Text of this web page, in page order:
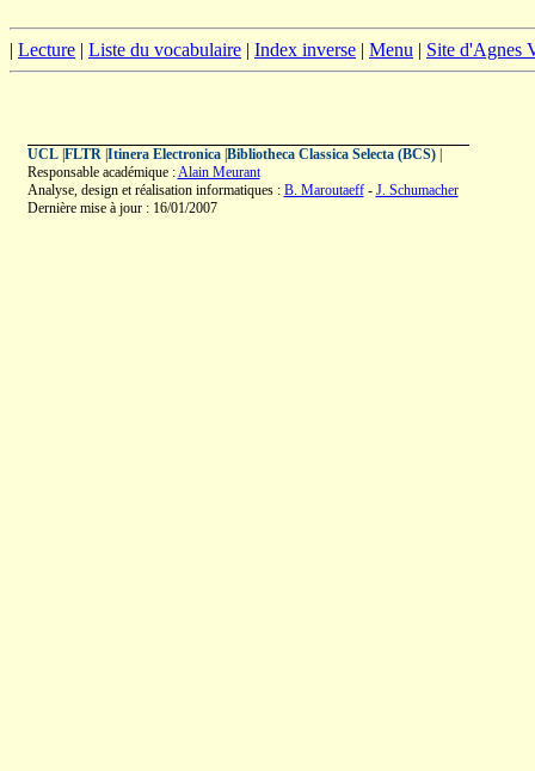
| Lecture | Liste du vocabulaire | Index inverse | Menu | Site d'Agnes
UCL| FLTR| Itinera Electronica| Bibliotheca Classica Selecta (BCS)|
Responsable académique :Alain Meurant
Analyse, design et réalisation informatiques : B. Maroutaeff- J. Schumacher
Dernière mise à jour : 16/01/2007